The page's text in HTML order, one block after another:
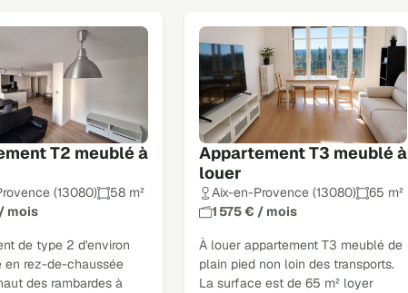
T2 meublé à
(13080)
58 m²
mois
de type 2 d'environ
en rez-de-chaussée
des rambardes à
Appartement T3 meublé à
louer
Aix-en-Provence (13080)
65 m²
1 575 € / mois
À louer appartement T3 meublé de
plain pied non loin des transports.
La surface est de 65 m² loyer